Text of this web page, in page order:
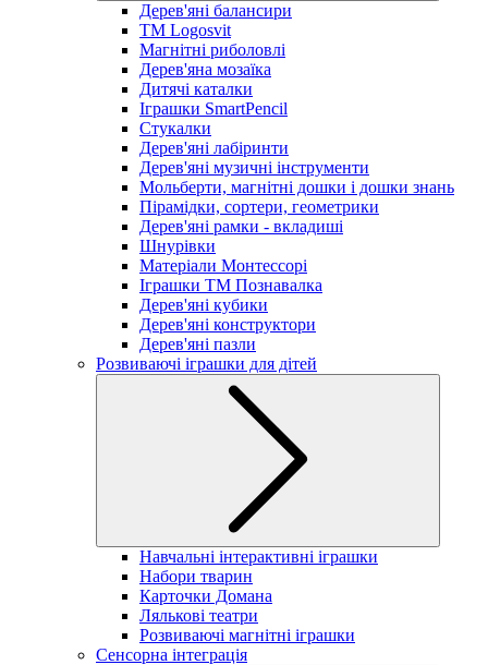
Дерев'яні балансири
TM Logosvit
Магнітні риболовлі
Дерев'яна мозаїка
Дитячі каталки
Іграшки SmartPencil
Стукалки
Дерев'яні лабіринти
Дерев'яні музичні інструменти
Мольберти, магнітні дошки і дошки знань
Пірамідки, сортери, геометрики
Дерев'яні рамки - вкладиші
Шнурівки
Матеріали Монтессорі
Іграшки ТМ Познавалка
Дерев'яні кубики
Дерев'яні конструктори
Дерев'яні пазли
Розвиваючі іграшки для дітей
Навчальні інтерактивні іграшки
Набори тварин
Карточки Домана
Лялькові театри
Розвиваючі магнітні іграшки
Сенсорна інтеграція